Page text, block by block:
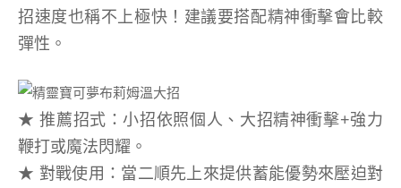
招速度也稱不上極快！建議要搭配精神衝擊會比較
彈性。
★ 推薦招式：小招依照個人、大招精神衝擊+強力
鞭打或魔法閃耀。
★ 對戰使用：當二順先上來提供蓄能優勢來壓迫對